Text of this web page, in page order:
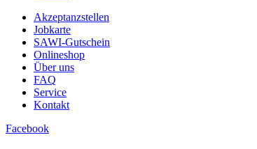
Akzeptanzstellen
Jobkarte
SAWI-Gutschein
Onlineshop
Über uns
FAQ
Service
Kontakt
Facebook